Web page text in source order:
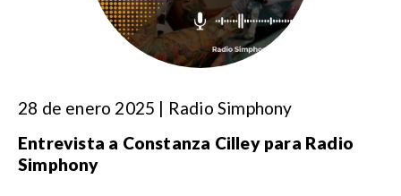
28 de enero 2025 | Radio Simphony
Entrevista a Constanza Cilley para Radio
Simphony